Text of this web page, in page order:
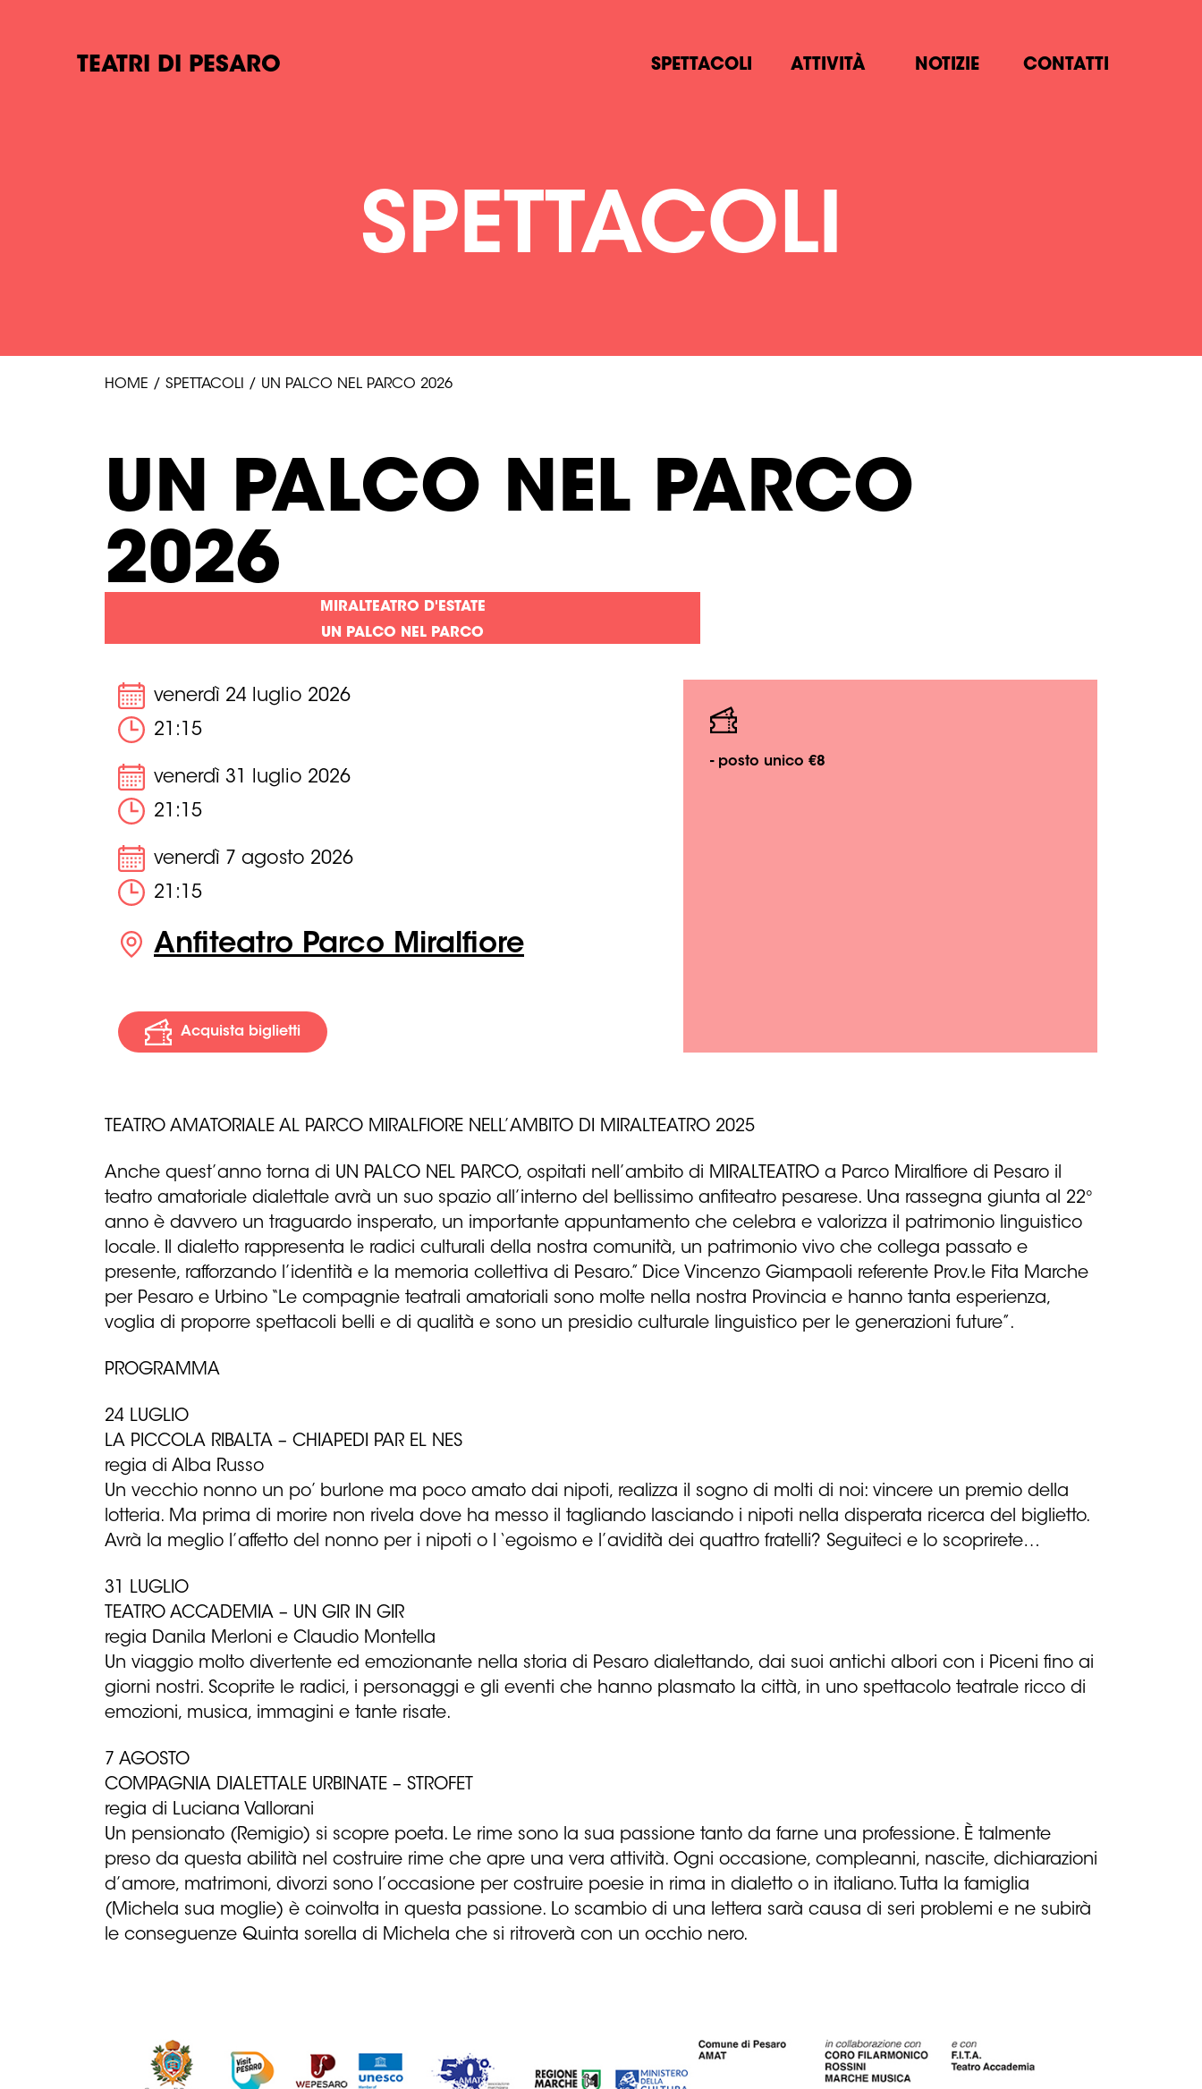
TEATRI DI PESARO SPETTACOLI ATTIVITÀ NOTIZIE CONTATTI
SPETTACOLI
HOME / SPETTACOLI / UN PALCO NEL PARCO 2026
UN PALCO NEL PARCO
2026
MIRALTEATRO D'ESTATE
UN PALCO NEL PARCO
venerdì 24 luglio 2026
21:15
venerdì 31 luglio 2026
21:15
venerdì 7 agosto 2026
21:15
Anfiteatro Parco Miralfiore
Acquista biglietti
- posto unico €8
TEATRO AMATORIALE AL PARCO MIRALFIORE NELL’AMBITO DI MIRALTEATRO 2025
Anche quest’anno torna di UN PALCO NEL PARCO, ospitati nell’ambito di MIRALTEATRO a Parco Miralfiore di Pesaro il
teatro amatoriale dialettale avrà un suo spazio all’interno del bellissimo anfiteatro pesarese. Una rassegna giunta al 22°
anno è davvero un traguardo insperato, un importante appuntamento che celebra e valorizza il patrimonio linguistico
locale. Il dialetto rappresenta le radici culturali della nostra comunità, un patrimonio vivo che collega passato e
presente, rafforzando l’identità e la memoria collettiva di Pesaro.” Dice Vincenzo Giampaoli referente Prov.le Fita Marche
per Pesaro e Urbino “Le compagnie teatrali amatoriali sono molte nella nostra Provincia e hanno tanta esperienza,
voglia di proporre spettacoli belli e di qualità e sono un presidio culturale linguistico per le generazioni future”.
PROGRAMMA
24 LUGLIO
LA PICCOLA RIBALTA – CHIAPEDI PAR EL NES
regia di Alba Russo
Un vecchio nonno un po’ burlone ma poco amato dai nipoti, realizza il sogno di molti di noi: vincere un premio della
lotteria. Ma prima di morire non rivela dove ha messo il tagliando lasciando i nipoti nella disperata ricerca del biglietto.
Avrà la meglio l’affetto del nonno per i nipoti o l ‘egoismo e l’avidità dei quattro fratelli? Seguiteci e lo scoprirete…
31 LUGLIO
TEATRO ACCADEMIA – UN GIR IN GIR
regia Danila Merloni e Claudio Montella
Un viaggio molto divertente ed emozionante nella storia di Pesaro dialettando, dai suoi antichi albori con i Piceni fino ai
giorni nostri. Scoprite le radici, i personaggi e gli eventi che hanno plasmato la città, in uno spettacolo teatrale ricco di
emozioni, musica, immagini e tante risate.
7 AGOSTO
COMPAGNIA DIALETTALE URBINATE – STROFET
regia di Luciana Vallorani
Un pensionato (Remigio) si scopre poeta. Le rime sono la sua passione tanto da farne una professione. È talmente
preso da questa abilità nel costruire rime che apre una vera attività. Ogni occasione, compleanni, nascite, dichiarazioni
d’amore, matrimoni, divorzi sono l’occasione per costruire poesie in rima in dialetto o in italiano. Tutta la famiglia
(Michela sua moglie) è coinvolta in questa passione. Lo scambio di una lettera sarà causa di seri problemi e ne subirà
le conseguenze Quinta sorella di Michela che si ritroverà con un occhio nero.